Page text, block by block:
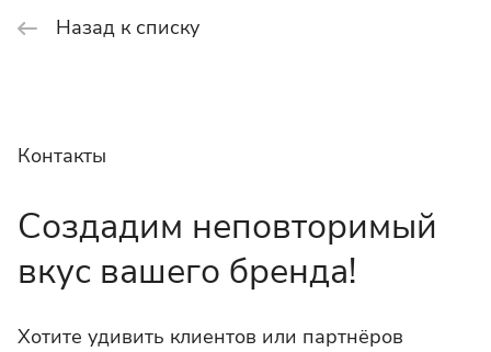
Назад к списку
Контакты
Создадим неповторимый
вкус вашего бренда!
Хотите удивить клиентов или партнёров